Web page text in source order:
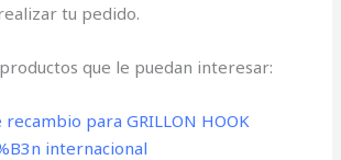
tu pedido.
que le puedan interesar:
recambio para GRILLON HOOK
internacional